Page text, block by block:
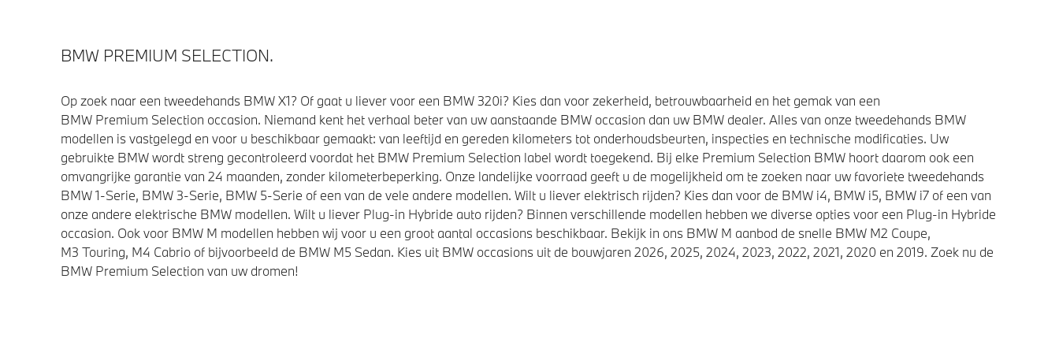
BMW PREMIUM SELECTION.
Op zoek naar een tweedehands BMW X1? Of gaat u liever voor een BMW 320i? Kies dan voor zekerheid, betrouwbaarheid en het gemak van een
BMW Premium Selection occasion. Niemand kent het verhaal beter van uw aanstaande BMW occasion dan uw BMW dealer. Alles van onze tweedehands BMW
modellen is vastgelegd en voor u beschikbaar gemaakt: van leeftijd en gereden kilometers tot onderhoudsbeurten, inspecties en technische modificaties. Uw
gebruikte BMW wordt streng gecontroleerd voordat het BMW Premium Selection label wordt toegekend. Bij elke Premium Selection BMW hoort daarom ook een
omvangrijke garantie van 24 maanden, zonder kilometerbeperking. Onze landelijke voorraad geeft u de mogelijkheid om te zoeken naar uw favoriete tweedehands
BMW 1-Serie, BMW 3-Serie, BMW 5-Serie of een van de vele andere modellen. Wilt u liever elektrisch rijden? Kies dan voor de BMW i4, BMW i5, BMW i7 of een van
onze andere elektrische BMW modellen. Wilt u liever Plug-in Hybride auto rijden? Binnen verschillende modellen hebben we diverse opties voor een Plug-in Hybride
occasion. Ook voor BMW M modellen hebben wij voor u een groot aantal occasions beschikbaar. Bekijk in ons BMW M aanbod de snelle BMW M2 Coupe,
M3 Touring, M4 Cabrio of bijvoorbeeld de BMW M5 Sedan. Kies uit BMW occasions uit de bouwjaren 2026, 2025, 2024, 2023, 2022, 2021, 2020 en 2019. Zoek nu de
BMW Premium Selection van uw dromen!